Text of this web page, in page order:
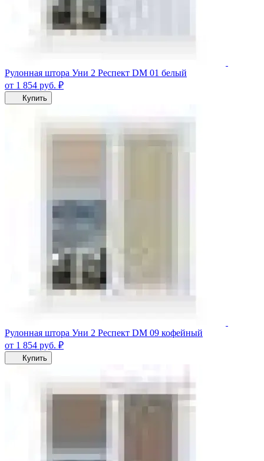
Рулонная штора Уни 2 Респект DM 01 белый
от 1 854 руб. ₽
Купить
Рулонная штора Уни 2 Респект DM 09 кофейный
от 1 854 руб. ₽
Купить